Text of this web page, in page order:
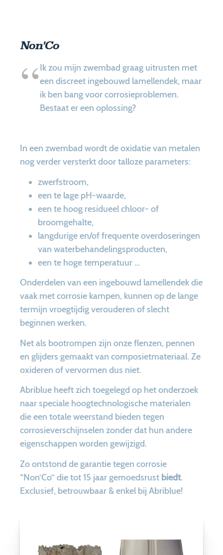
Non'Co
Ik zou mijn zwembad graag uitrusten met
een discreet ingebouwd lamellendek, maar
ik ben bang voor corrosieproblemen.
Bestaat er een oplossing?
In een zwembad wordt de oxidatie van metalen
nog verder versterkt door talloze parameters:
zwerfstroom,
een te lage pH-waarde,
een te hoog residueel chloor- of
broomgehalte,
langdurige en/of frequente overdoseringen
van waterbehandelingsproducten,
een te hoge temperatuur …
Onderdelen van een ingebouwd lamellendek die
vaak met corrosie kampen, kunnen op de lange
termijn vroegtijdig verouderen of slecht
beginnen werken.
Net als bootrompen zijn onze flenzen, pennen
en glijders gemaakt van composietmateriaal. Ze
oxideren of vervormen dus niet.
Abriblue heeft zich toegelegd op het onderzoek
naar speciale hoogtechnologische materialen
die een totale weerstand bieden tegen
corrosieverschijnselen zonder dat hun andere
eigenschappen worden gewijzigd.
Zo ontstond de garantie tegen corrosie
“Non’Co” die tot 15 jaar gemoedsrust biedt.
Exclusief, betrouwbaar & enkel bij Abriblue!